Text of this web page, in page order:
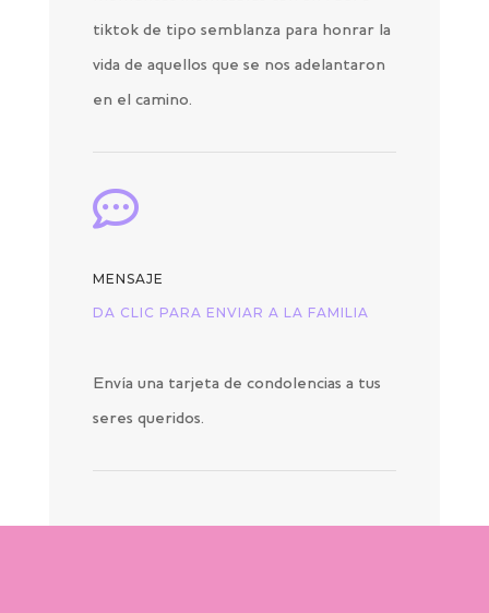
tiktok de tipo semblanza para honrar la
vida de aquellos que se nos adelantaron
en el camino.

MENSAJE
DA CLIC PARA ENVIAR A LA FAMILIA
Envía una tarjeta de condolencias a tus
seres queridos.